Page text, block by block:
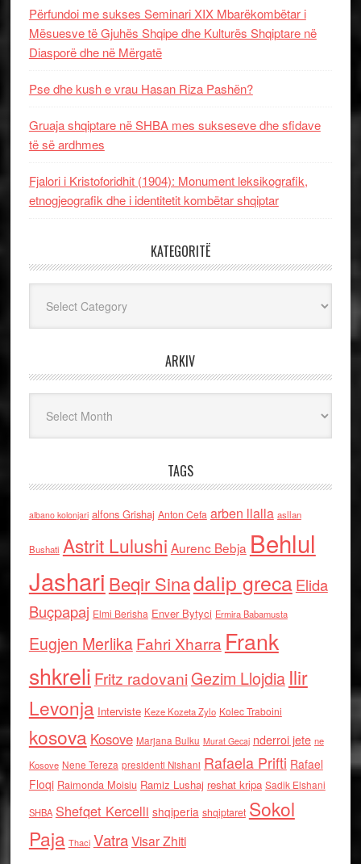
Përfundoi me sukses Seminari XIX Mbarëkombëtar i
Mësuesve të Gjuhës Shqipe dhe Kulturës Shqiptare në
Diasporë dhe në Mërgatë
Pse dhe kush e vrau Hasan Riza Pashën?
Gruaja shqiptare në SHBA mes sukseseve dhe sfidave
të së ardhmes
Fjalori i Kristoforidhit (1904): Monument leksikografik,
etnogjeografik dhe i identitetit kombëtar shqiptar
KATEGORITË
ARKIV
TAGS
albano kolonjari alfons Grishaj Anton Cefa arben llalla asllan
Bushati Astrit Lulushi Aurenc Bebja Behlul
Jashari Beqir Sinadalip grecaElida
Buçpapaj Elmi Berisha Enver Bytyci Ermira Babamusta
Eugjen MerlikaFahri Xharra Frank
shkreli Fritz radovaniGezim Llojdia Ilir
Levonja Interviste Keze Kozeta Zylo Kolec Traboini
kosova Kosove Marjana Bulku Murat Gecaj nderroi jete ne
Kosove Nene Tereza presidenti Nishani Rafaela Prifti Rafael
Floqi Raimonda Moisiu Ramiz Lushaj reshat kripa Sadik Elshani
SHBA Shefqet Kercelli shqiperia shqiptaret Sokol
Paja Thaci VatraVisar Zhiti